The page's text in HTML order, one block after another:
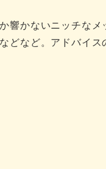
かないニッチな
など。アドバイ